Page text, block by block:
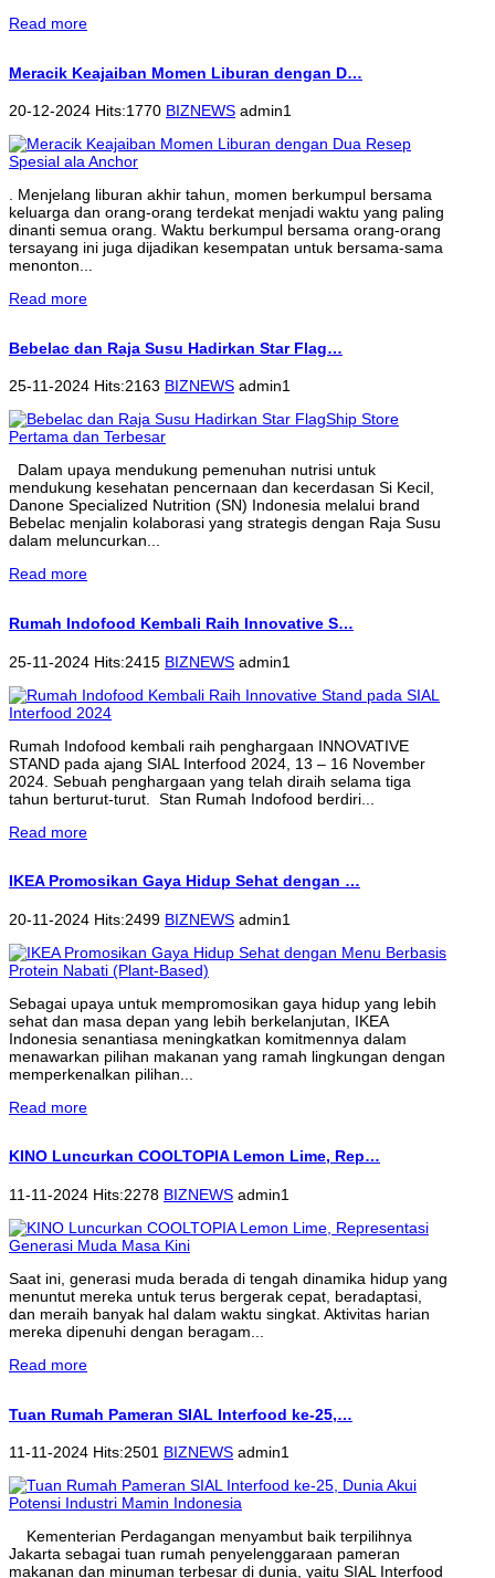
Read more
Meracik Keajaiban Momen Liburan dengan D…
20-12-2024 Hits:1770 BIZNEWS admin1
. Menjelang liburan akhir tahun, momen berkumpul bersama
keluarga dan orang-orang terdekat menjadi waktu yang paling
dinanti semua orang. Waktu berkumpul bersama orang-orang
tersayang ini juga dijadikan kesempatan untuk bersama-sama
menonton...
Read more
Bebelac dan Raja Susu Hadirkan Star Flag…
25-11-2024 Hits:2163 BIZNEWS admin1
Dalam upaya mendukung pemenuhan nutrisi untuk
mendukung kesehatan pencernaan dan kecerdasan Si Kecil,
Danone Specialized Nutrition (SN) Indonesia melalui brand
Bebelac menjalin kolaborasi yang strategis dengan Raja Susu
dalam meluncurkan...
Read more
Rumah Indofood Kembali Raih Innovative S…
25-11-2024 Hits:2415 BIZNEWS admin1
Rumah Indofood kembali raih penghargaan INNOVATIVE
STAND pada ajang SIAL Interfood 2024, 13 – 16 November
2024. Sebuah penghargaan yang telah diraih selama tiga
tahun berturut-turut. Stan Rumah Indofood berdiri...
Read more
IKEA Promosikan Gaya Hidup Sehat dengan …
20-11-2024 Hits:2499 BIZNEWS admin1
Sebagai upaya untuk mempromosikan gaya hidup yang lebih
sehat dan masa depan yang lebih berkelanjutan, IKEA
Indonesia senantiasa meningkatkan komitmennya dalam
menawarkan pilihan makanan yang ramah lingkungan dengan
memperkenalkan pilihan...
Read more
KINO Luncurkan COOLTOPIA Lemon Lime, Rep…
11-11-2024 Hits:2278 BIZNEWS admin1
Saat ini, generasi muda berada di tengah dinamika hidup yang
menuntut mereka untuk terus bergerak cepat, beradaptasi,
dan meraih banyak hal dalam waktu singkat. Aktivitas harian
mereka dipenuhi dengan beragam...
Read more
Tuan Rumah Pameran SIAL Interfood ke-25,…
11-11-2024 Hits:2501 BIZNEWS admin1
Kementerian Perdagangan menyambut baik terpilihnya
Jakarta sebagai tuan rumah penyelenggaraan pameran
makanan dan minuman terbesar di dunia, yaitu SIAL Interfood